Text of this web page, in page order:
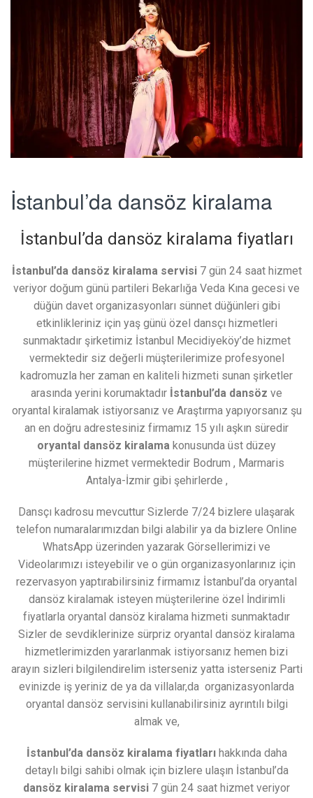
İstanbul’da dansöz kiralama
İstanbul’da dansöz kiralama fiyatları
İstanbul’da dansöz kiralama servisi7 gün 24 saat hizmet
veriyor doğum günü partileri Bekarlığa Veda Kına gecesi ve
düğün davet organizasyonları sünnet düğünleri gibi
etkinlikleriniz için yaş günü özel dansçı hizmetleri
sunmaktadır şirketimiz İstanbul Mecidiyeköy’de hizmet
vermektedir siz değerli müşterilerimize profesyonel
kadromuzla her zaman en kaliteli hizmeti sunan şirketler
arasında yerini korumaktadır İstanbul’da dansöz ve
oryantal kiralamak istiyorsanız ve Araştırma yapıyorsanız şu
an en doğru adrestesiniz firmamız 15 yılı aşkın süredir
oryantal dansöz kiralama konusunda üst düzey
müşterilerine hizmet vermektedir Bodrum , Marmaris
Antalya-İzmir gibi şehirlerde ,
Dansçı kadrosu mevcuttur Sizlerde 7/24 bizlere ulaşarak
telefon numaralarımızdan bilgi alabilir ya da bizlere Online
WhatsApp üzerinden yazarak Görsellerimizi ve
Videolarımızı isteyebilir ve o gün organizasyonlarınız için
rezervasyon yaptırabilirsiniz firmamız İstanbul’da oryantal
dansöz kiralamak isteyen müşterilerine özel İndirimli
fiyatlarla oryantal dansöz kiralama hizmeti sunmaktadır
Sizler de sevdiklerinize sürpriz oryantal dansöz kiralama
hizmetlerimizden yararlanmak istiyorsanız hemen bizi
arayın sizleri bilgilendirelim isterseniz yatta isterseniz Parti
evinizde iş yeriniz de ya da villalar,da organizasyonlarda
oryantal dansöz servisini kullanabilirsiniz ayrıntılı bilgi
almak ve,
İstanbul’da dansöz kiralama fiyatlarıhakkında daha
detaylı bilgi sahibi olmak için bizlere ulaşın İstanbul’da
dansöz kiralama servisi 7 gün 24 saat hizmet veriyor